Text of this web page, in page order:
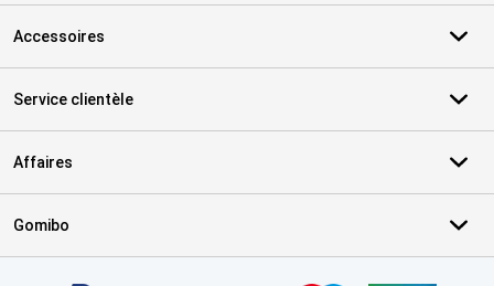
Accessoires
Service clientèle
Affaires
Gomibo